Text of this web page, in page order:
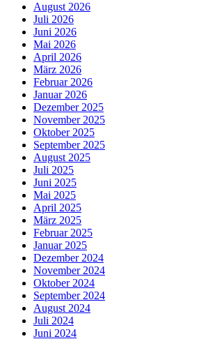
August 2026
Juli 2026
Juni 2026
Mai 2026
April 2026
März 2026
Februar 2026
Januar 2026
Dezember 2025
November 2025
Oktober 2025
September 2025
August 2025
Juli 2025
Juni 2025
Mai 2025
April 2025
März 2025
Februar 2025
Januar 2025
Dezember 2024
November 2024
Oktober 2024
September 2024
August 2024
Juli 2024
Juni 2024